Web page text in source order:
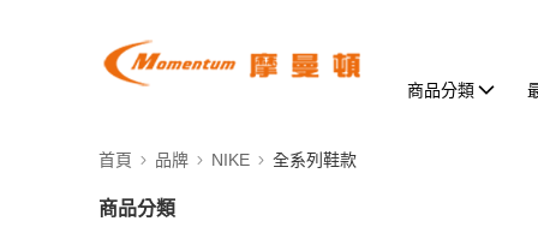
商品分類
首頁 品牌 NIKE 全系列鞋款
商品分類